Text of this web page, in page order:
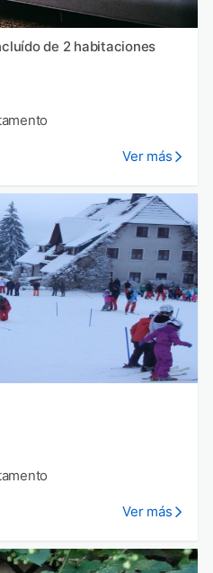
de 2 habitaciones
Ver más
Ver más